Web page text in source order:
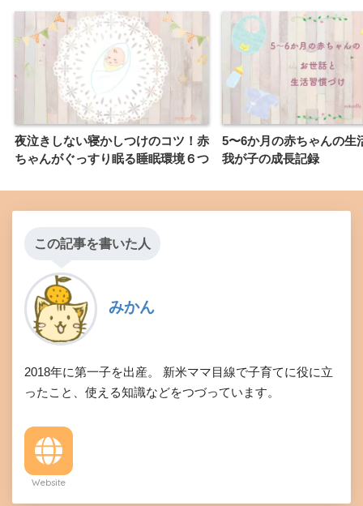
夜泣きしない寝かしつけのコツ！赤
ちゃんがぐっすり眠る睡眠環境６つ
5〜6か月の赤ちゃんの生
我が子の成長記録
この記事を書いた人
みかん
2018年に第一子を出産。 新米ママ目線で子育てに役に立
ったこと、使える知識などをつづっています。
Website